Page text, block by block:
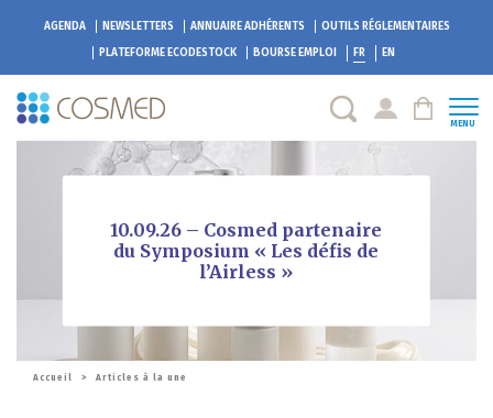
AGENDA NEWSLETTERS ANNUAIRE ADHÉRENTS
OUTILS RÉGLEMENTAIRES
PLATEFORME ECODESTOCK BOURSE EMPLOI FR EN
MENU
10.09.26 – Cosmed partenaire
du Symposium « Les défis de
l’Airless »
Accueil > Articles à la une